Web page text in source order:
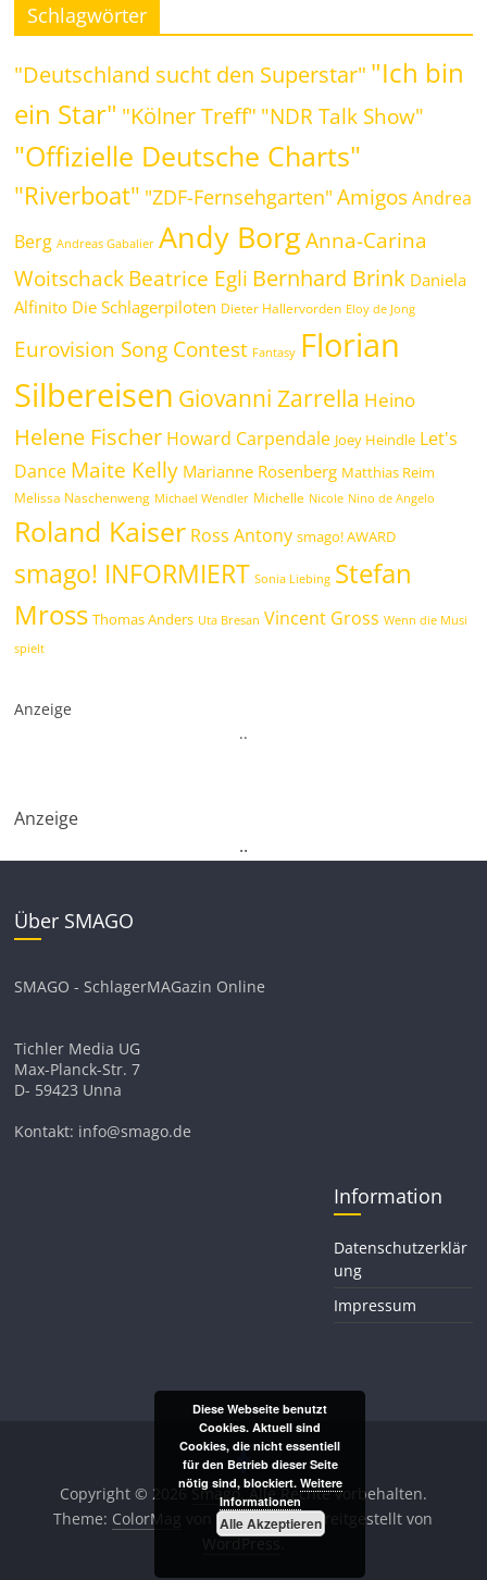
Schlagwörter
"Deutschland sucht den Superstar" "Ich bin
ein Star" "Kölner Treff" "NDR Talk Show"
"Offizielle Deutsche Charts"
"Riverboat" "ZDF-Fernsehgarten" Amigos Andrea
Berg Andreas Gabalier Andy Borg Anna-Carina
WoitschackBeatrice Egli Bernhard Brink Daniela
Alfinito Die Schlagerpiloten Dieter Hallervorden Eloy de Jong
Eurovision Song Contest Fantasy Florian
Silbereisen Giovanni Zarrella Heino
Helene Fischer Howard Carpendale Joey Heindle Let's
Dance Maite Kelly Marianne Rosenberg Matthias Reim
Melissa Naschenweng Michael Wendler Michelle Nicole Nino de Angelo
Roland Kaiser Ross Antony smago! AWARD
smago! INFORMIERT Sonia Liebing Stefan
Mross Thomas Anders Uta Bresan Vincent Gross Wenn die Musi
spielt
Anzeige
..
Anzeige
..
Über SMAGO
SMAGO - SchlagerMAGazin Online
Tichler Media UG
Max-Planck-Str. 7
D- 59423 Unna
Kontakt: info@smago.de
Information
Datenschutzerklär
ung
Impressum
Copyright © 2026Smago. Alle Rechte vorbehalten.
Theme: ColorMag
von ThemeGrill. Bereitgestellt von
WordPress.
Diese Webseite benutzt
Cookies. Aktuell sind
Cookies, die nicht essentiell
für den Betrieb dieser Seite
nötig sind, blockiert. Weitere
Informationen
Alle Akzeptieren